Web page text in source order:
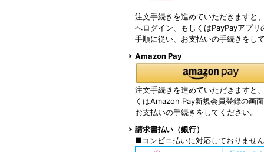
注文手続きを進めていただきますと
へログイン、もしくはPayPayアプ
手順に従い、お支払いの手続きをし
Amazon Pay
注文手続きを進めていただきますと
くはAmazon Pay新規会員登録の画
お支払いの手続きをしてください。
請求書払い（銀行）
■コンビニ払いに対応しておりませ